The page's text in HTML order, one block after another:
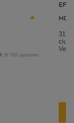
820 opiniones
31.5
Ver